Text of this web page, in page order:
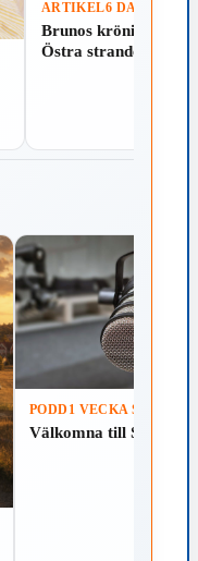
Spela Läs
ARTIKEL6 DAGAR
Brunos krönika:
Östra stranden i
PODD 1 VECKA SEDAN
Välkomna till